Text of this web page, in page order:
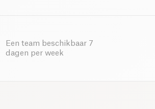
Een team beschikbaar 7
dagen per week